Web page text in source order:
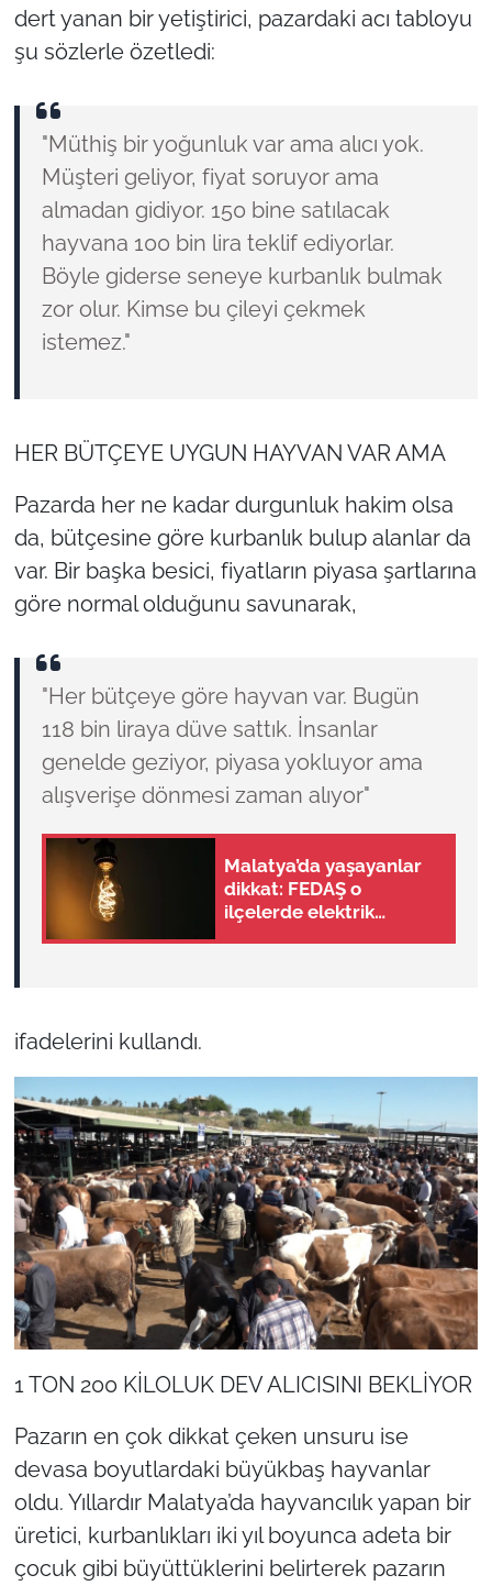
dert yanan bir yetiştirici, pazardaki acı tabloyu
şu sözlerle özetledi:
"Müthiş bir yoğunluk var ama alıcı yok.
Müşteri geliyor, fiyat soruyor ama
almadan gidiyor. 150 bine satılacak
hayvana 100 bin lira teklif ediyorlar.
Böyle giderse seneye kurbanlık bulmak
zor olur. Kimse bu çileyi çekmek
istemez."
HER BÜTÇEYE UYGUN HAYVAN VAR AMA
Pazarda her ne kadar durgunluk hakim olsa
da, bütçesine göre kurbanlık bulup alanlar da
var. Bir başka besici, fiyatların piyasa şartlarına
göre normal olduğunu savunarak,
"Her bütçeye göre hayvan var. Bugün
118 bin liraya düve sattık. İnsanlar
genelde geziyor, piyasa yokluyor ama
alışverişe dönmesi zaman alıyor"
Malatya’da yaşayanlar
dikkat: FEDAŞ o
ilçelerde elektrik
ifadelerini kullandı.
1 TON 200 KİLOLUK DEV ALICISINI BEKLİYOR
Pazarın en çok dikkat çeken unsuru ise
devasa boyutlardaki büyükbaş hayvanlar
oldu. Yıllardır Malatya’da hayvancılık yapan bir
üretici, kurbanlıkları iki yıl boyunca adeta bir
çocuk gibi büyüttüklerini belirterek pazarın